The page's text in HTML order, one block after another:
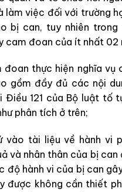
làm việc đối với trường
bị can, tuy nhiên trong
cam đoan của ít nhất 02
đoan thực hiện nghĩa vụ
gồm đầy đủ các nội
Điều 121 của Bộ luật tố
phân tích ở trên;
vào tài liệu về hành vi
và nhân thân của bị
độ hành vi của bị can
được không cần thiết